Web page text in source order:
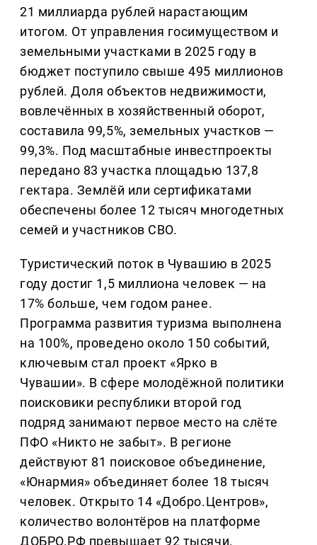
21 миллиарда рублей нарастающим
итогом. От управления госимуществом и
земельными участками в 2025 году в
бюджет поступило свыше 495 миллионов
рублей. Доля объектов недвижимости,
вовлечённых в хозяйственный оборот,
составила 99,5%, земельных участков —
99,3%. Под масштабные инвестпроекты
передано 83 участка площадью 137,8
гектара. Землёй или сертификатами
обеспечены более 12 тысяч многодетных
семей и участников СВО.
Туристический поток в Чувашию в 2025
году достиг 1,5 миллиона человек — на
17% больше, чем годом ранее.
Программа развития туризма выполнена
на 100%, проведено около 150 событий,
ключевым стал проект «Ярко в
Чувашии». В сфере молодёжной политики
поисковики республики второй год
подряд занимают первое место на слёте
ПФО «Никто не забыт». В регионе
действуют 81 поисковое объединение,
«Юнармия» объединяет более 18 тысяч
человек. Открыто 14 «Добро.Центров»,
количество волонтёров на платформе
ДОБРО.РФ превышает 92 тысячи.